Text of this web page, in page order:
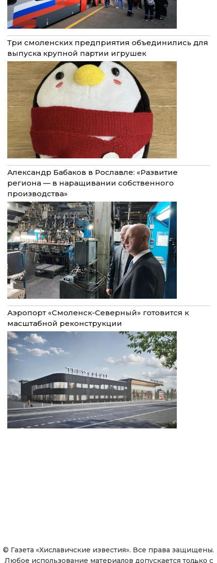
Три смоленских предприятия объединились для
выпуска крупной партии игрушек
Александр Бабаков в Рославле: «Развитие
региона — в наращивании собственного
производства»
Аэропорт «Смоленск-Северный» готовится к
масштабной реконструкции
© Газета «Хиславичские известия». Все права защищены.
Любое использование материалов допускается только с